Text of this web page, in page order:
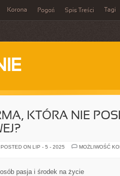
Korona Pogoń Spis Treści Tagi
KTÓRA NIE
POSTED ON LIP - 5 - 2025
MOŻLIWOŚĆ
pasja i środek na życie